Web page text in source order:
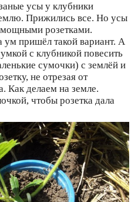
усы у клубники
Прижились все. Но усы
розетками.
ум пришёл такой вариант. А
с клубникой повесить
сумочки) с землёй и
не отрезая от
Как делаем на земле.
чтобы розетка дала